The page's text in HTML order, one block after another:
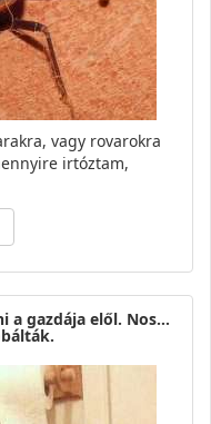
vagy rovarokra
irtóztam,
a gazdája elől. Nos…